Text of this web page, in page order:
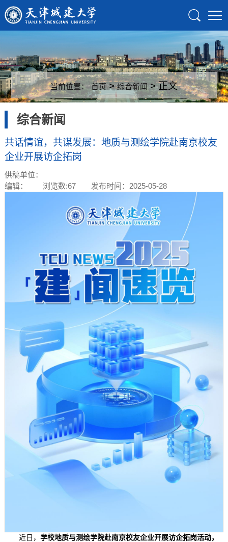
当前位置： 首页>综合新闻> 正文
综合新闻
共话情谊，共谋发展：地质与测绘学院赴南京校友
企业开展访企拓岗
供稿单位：
编辑：
浏览数:67 发布时间：2025-05-28
近日， 学校地质与测绘学院赴南京校友企业开展访企拓岗活动，